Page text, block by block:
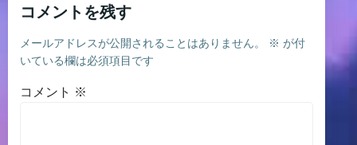
コメントを残す
メールアドレスが公開されることはありません。 ※ が付
いている欄は必須項目です
コメント ※